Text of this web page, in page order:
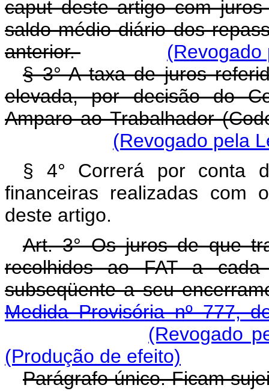
caput deste artigo com
saldo médio diário dos
anterior.
(Revogado
§ 3° A taxa de juros
elevada, por decisão do
Amparo ao Trabalhador
(Revogado pela
§ 4° Correrá por conta
financeiras realizadas com
deste artigo.
Art. 3° Os juros de que
recolhidos ao FAT a
subseqüente a seu
Medida Provisória nº 777,
(Revogado
(Produção de efeito)
Parágrafo único. Ficam